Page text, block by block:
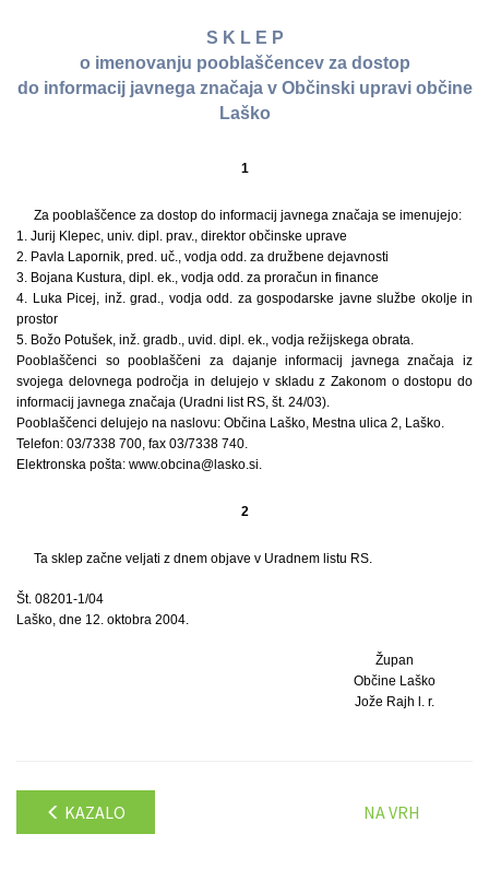
S K L E P
o imenovanju pooblaščencev za dostop
do informacij javnega značaja v Občinski upravi občine
Laško
1
Za pooblaščence za dostop do informacij javnega značaja se imenujejo:
1. Jurij Klepec, univ. dipl. prav., direktor občinske uprave
2. Pavla Lapornik, pred. uč., vodja odd. za družbene dejavnosti
3. Bojana Kustura, dipl. ek., vodja odd. za proračun in finance
4. Luka Picej, inž. grad., vodja odd. za gospodarske javne službe okolje in
prostor
5. Božo Potušek, inž. gradb., uvid. dipl. ek., vodja režijskega obrata.
Pooblaščenci so pooblaščeni za dajanje informacij javnega značaja iz
svojega delovnega področja in delujejo v skladu z Zakonom o dostopu do
informacij javnega značaja (Uradni list RS, št. 24/03).
Pooblaščenci delujejo na naslovu: Občina Laško, Mestna ulica 2, Laško.
Telefon: 03/7338 700, fax 03/7338 740.
Elektronska pošta: www.obcina@lasko.si.
2
Ta sklep začne veljati z dnem objave v Uradnem listu RS.
Št. 08201-1/04
Laško, dne 12. oktobra 2004.
Župan
Občine Laško
Jože Rajh l. r.
KAZALO NA VRH